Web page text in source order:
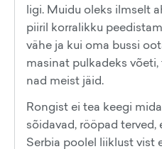
ligi. Muidu oleks ilmselt
piiril korralikku
vähe ja kui oma bussi
masinat pulkadeks
nad meist jäid.
Rongist ei tea keegi
sõidavad, rööpad
Serbia poolel liiklust vist